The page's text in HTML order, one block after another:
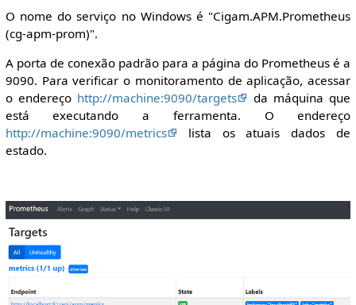
O nome do serviço no Windows é "Cigam.APM.Prometheus
(cg-apm-prom)".
A porta de conexão padrão para a página do Prometheus é a
9090. Para verificar o monitoramento de aplicação, acessar
o endereço http://machine:9090/targets
da máquina que
está executando a ferramenta. O endereço
http://machine:9090/metrics
lista os atuais dados de
estado.